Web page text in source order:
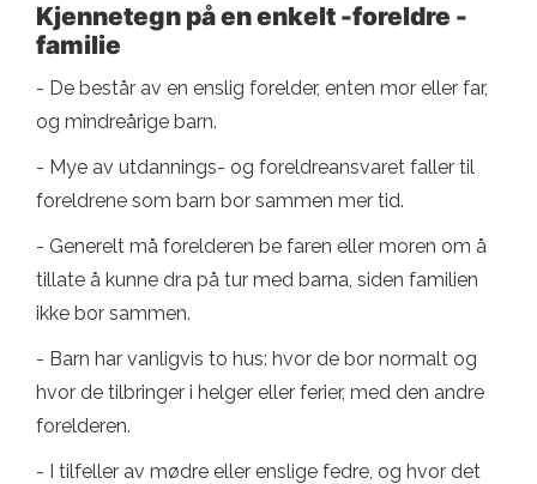
Kjennetegn på en enkelt -foreldre -
familie
- De består av en enslig forelder, enten mor eller far,
og mindreårige barn.
- Mye av utdannings- og foreldreansvaret faller til
foreldrene som barn bor sammen mer tid.
- Generelt må forelderen be faren eller moren om å
tillate å kunne dra på tur med barna, siden familien
ikke bor sammen.
- Barn har vanligvis to hus: hvor de bor normalt og
hvor de tilbringer i helger eller ferier, med den andre
forelderen.
- I tilfeller av mødre eller enslige fedre, og hvor det